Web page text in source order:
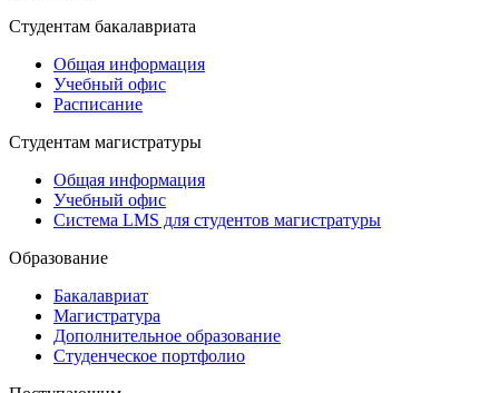
Студентам бакалавриата
Общая информация
Учебный офис
Расписание
Студентам магистратуры
Общая информация
Учебный офис
Система LMS для студентов магистратуры
Образование
Бакалавриат
Магистратура
Дополнительное образование
Студенческое портфолио